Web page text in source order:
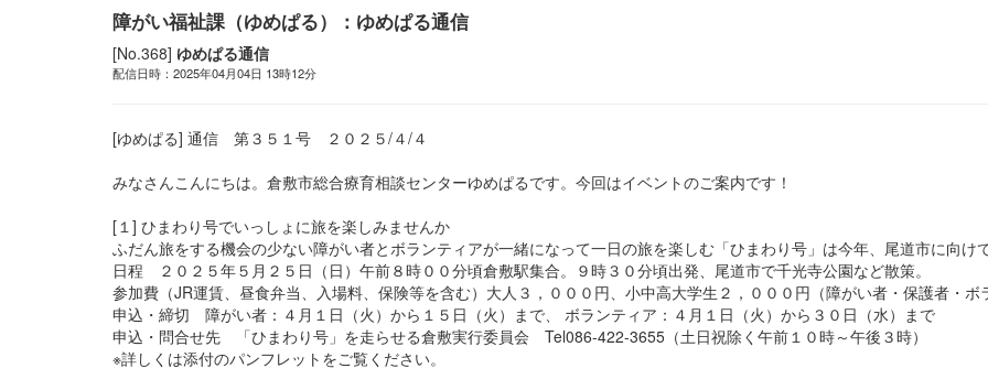
障がい福祉課（ゆめぱる）：ゆめぱる通信
[No.368] ゆめぱる通信
配信日時：2025年04月04日 13時12分
[ゆめぱる] 通信 第３５１号 ２０２５/４/４
みなさんこんにちは。倉敷市総合療育相談センターゆめぱるです。今回はイベントのご案内です！
[１] ひまわり号でいっしょに旅を楽しみませんか
ふだん旅をする機会の少ない障がい者とボランティアが一緒になって一日の旅を楽しむ「ひまわり号」は今年、尾道市に向け
日程 ２０２５年５月２５日（日）午前８時００分頃倉敷駅集合。９時３０分頃出発、尾道市で千光寺公園など散策。
参加費（JR運賃、昼食弁当、入場料、保険等を含む）大人３，０００円、小中高大学生２，０００円（障がい者・保護者・ボ
申込・締切 障がい者：４月１日（火）から１５日（火）まで、 ボランティア：４月１日（火）から３０日（水）まで
申込・問合せ先 「ひまわり号」を走らせる倉敷実行委員会 Tel086-422-3655（土日祝除く午前１０時～午後３時）
※詳しくは添付のパンフレットをご覧ください。